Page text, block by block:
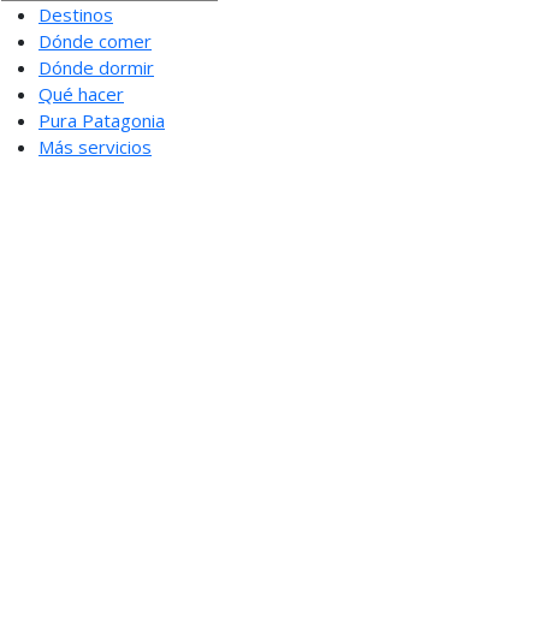
Destinos
Dónde comer
Dónde dormir
Qué hacer
Pura Patagonia
Más servicios